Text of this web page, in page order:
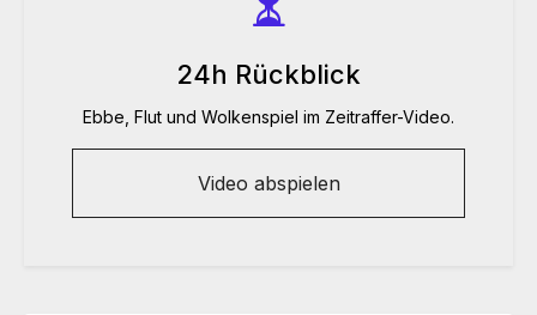
24h Rückblick
Ebbe, Flut und Wolkenspiel im Zeitraffer-Video.
Video abspielen